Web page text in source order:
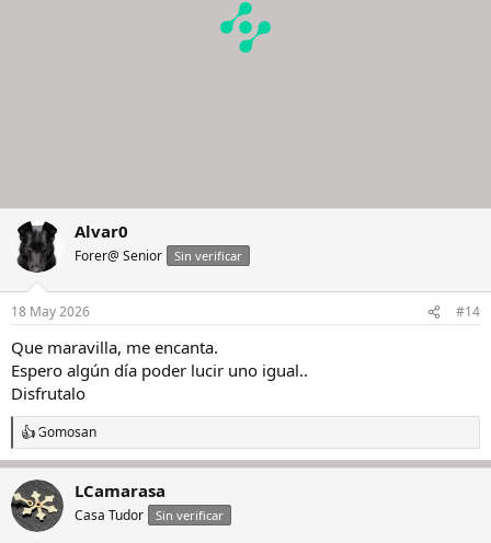
Alvar0
Forer@ Senior Sin verificar
18 May 2026 #14
Que maravilla, me encanta.
Espero algún día poder lucir uno igual..
Disfrutalo
R
e
c
c
i
Gomosan
LCamarasa
Casa Tudor Sin verificar